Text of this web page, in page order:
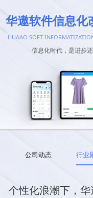
华遨软件信息化
HUAAO SOFT
信息化时代，是进步
公司动态 行业
个性化浪潮下，